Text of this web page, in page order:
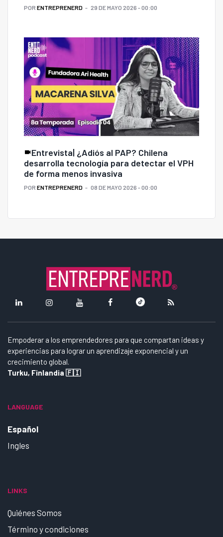
POR ENTREPRENERD 29 DE MAYO 2026 - 00:00
Entrevista| ¿Adiós al PAP? Chilena
desarrolla tecnología para detectar el VPH
de forma menos invasiva
POR ENTREPRENERD 08 DE MAYO 2026 - 00:00
Empoderar a los emprendedores para que compartan ideas y
experiencias para lograr un aprendizaje exponencial y un
crecimiento global.
Turku, Finlandia 🇫🇮
LANGUAGE
Español
Ingles
LINKS
Quiénes Somos
Término y condiciones